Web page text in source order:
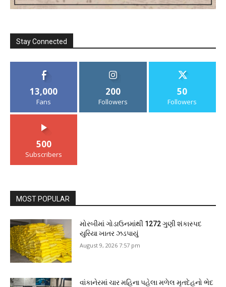
Stay Connected
13,000
Fans
200
Followers
50
Followers
500
Subscribers
MOST POPULAR
મોરબીમાં ગોડાઉનમાંથી 1272 ગુણી શંકાસ્પદ
યુરિયા ખાતર ઝડપાયું
August 9, 2026 7:57 pm
વાંકાનેરમાં ચાર મહિના પહેલા મળેલ મૃતદેહનો ભેદ